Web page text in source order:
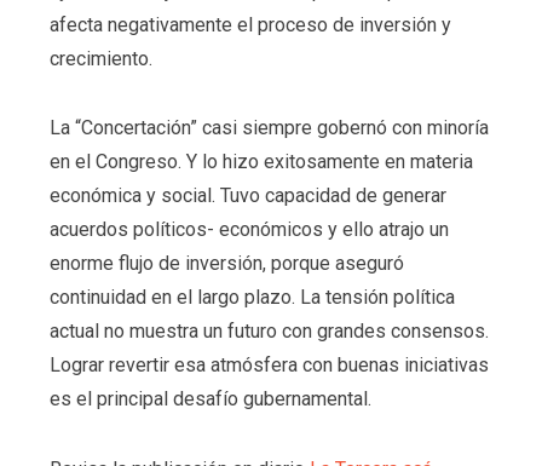
afecta negativamente el proceso de inversión y
crecimiento.
La “Concertación” casi siempre gobernó con minoría
en el Congreso. Y lo hizo exitosamente en materia
económica y social. Tuvo capacidad de generar
acuerdos políticos- económicos y ello atrajo un
enorme flujo de inversión, porque aseguró
continuidad en el largo plazo. La tensión política
actual no muestra un futuro con grandes consensos.
Lograr revertir esa atmósfera con buenas iniciativas
es el principal desafío gubernamental.